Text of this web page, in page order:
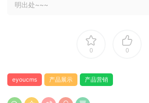
明出处~~~
0 0
eyoucms 产品展示 产品营销